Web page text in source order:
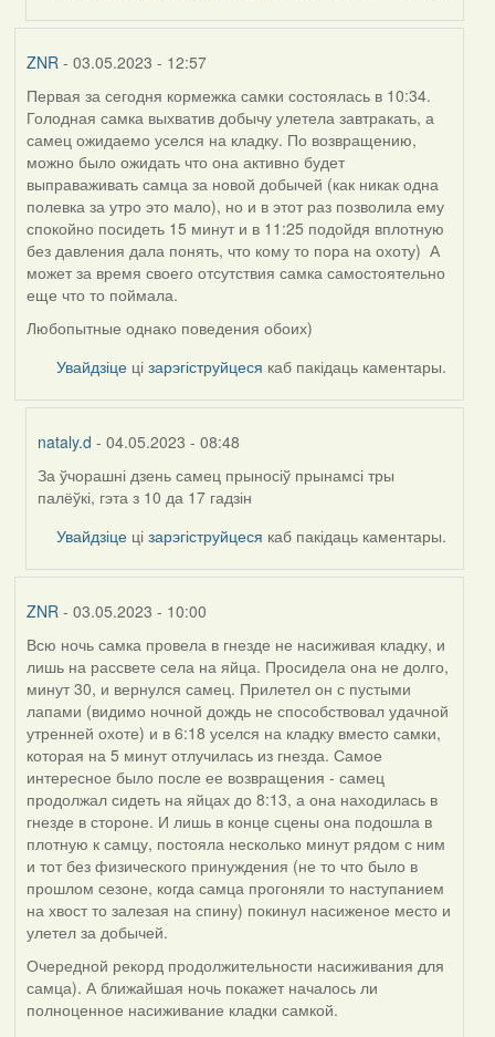
ZNR- 03.05.2023 - 12:57
Первая за сегодня кормежка самки состоялась в 10:34.
Голодная самка выхватив добычу улетела завтракать, а
самец ожидаемо уселся на кладку. По возвращению,
можно было ожидать что она активно будет
выправаживать самца за новой добычей (как никак одна
полевка за утро это мало), но и в этот раз позволила ему
спокойно посидеть 15 минут и в 11:25 подойдя вплотную
без давления дала понять, что кому то пора на охоту) А
может за время своего отсутствия самка самостоятельно
еще что то поймала.
Любопытные однако поведения обоих)
Увайдзіце цізарэгіструйцеся каб пакідаць каментары.
nataly.d - 04.05.2023 - 08:48
In
reply
ZNR
За ўчорашні дзень самец прыносіў прынамсі тры
палёўкі, гэта з 10 да 17 гадзін
Увайдзіце цізарэгіструйцеся каб пакідаць каментары.
ZNR- 03.05.2023 - 10:00
Всю ночь самка провела в гнезде не насиживая кладку, и
лишь на рассвете села на яйца. Просидела она не долго,
минут 30, и вернулся самец. Прилетел он с пустыми
лапами (видимо ночной дождь не способствовал удачной
утренней охоте) и в 6:18 уселся на кладку вместо самки,
которая на 5 минут отлучилась из гнезда. Самое
интересное было после ее возвращения - самец
продолжал сидеть на яйцах до 8:13, а она находилась в
гнезде в стороне. И лишь в конце сцены она подошла в
плотную к самцу, постояла несколько минут рядом с ним
и тот без физического принуждения (не то что было в
прошлом сезоне, когда самца прогоняли то наступанием
на хвост то залезая на спину) покинул насиженое место и
улетел за добычей.
Очередной рекорд продолжительности насиживания для
самца). А ближайшая ночь покажет началось ли
полноценное насиживание кладки самкой.